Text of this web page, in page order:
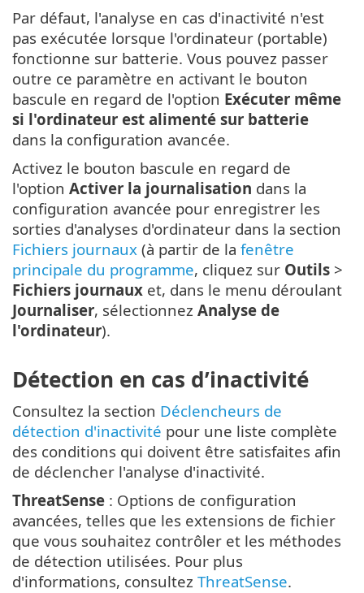
Par défaut, l'analyse en cas d'inactivité n'est
pas exécutée lorsque l'ordinateur (portable)
fonctionne sur batterie. Vous pouvez passer
outre ce paramètre en activant le bouton
bascule en regard de l'option Exécuter même
si l'ordinateur est alimenté sur batterie
dans la configuration avancée.
Activez le bouton bascule en regard de
l'option Activer la journalisation dans la
configuration avancée pour enregistrer les
sorties d'analyses d'ordinateur dans la section
Fichiers journaux (à partir de la fenêtre
principale du programme, cliquez sur Outils >
Fichiers journaux et, dans le menu déroulant
Journaliser, sélectionnez Analyse de
l'ordinateur).
Détection en cas d’inactivité
Consultez la section Déclencheurs de
détection d'inactivité pour une liste complète
des conditions qui doivent être satisfaites afin
de déclencher l'analyse d'inactivité.
ThreatSense : Options de configuration
avancées, telles que les extensions de fichier
que vous souhaitez contrôler et les méthodes
de détection utilisées. Pour plus
d'informations, consultez ThreatSense.